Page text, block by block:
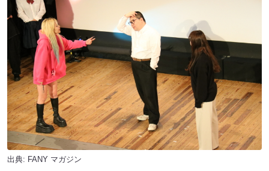
出典: FANY マガジン